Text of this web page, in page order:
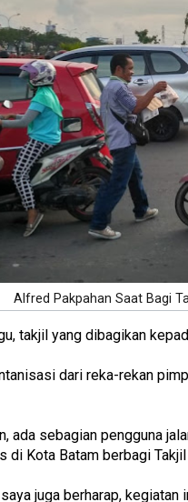
Alfred Pakpahan Saat Bagi
takjil yang dibagikan
dari reka-rekan
ada sebagian pengguna
di Kota Batam berbagi
juga berharap,